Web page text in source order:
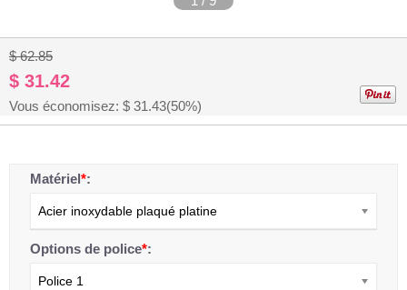
$ 62.85
$ 31.42
Vous économisez: $ 31.43(50%)
Matériel*:
Acier inoxydable plaqué platine
Options de police*:
Police 1